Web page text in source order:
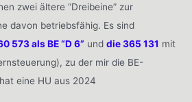
zwei ältere “Dreibeine” zur
davon betriebsfähig. Es sind
573 als BE “D 6” und die 365 131 mit
zu der mir die BE-
eine HU aus 2024